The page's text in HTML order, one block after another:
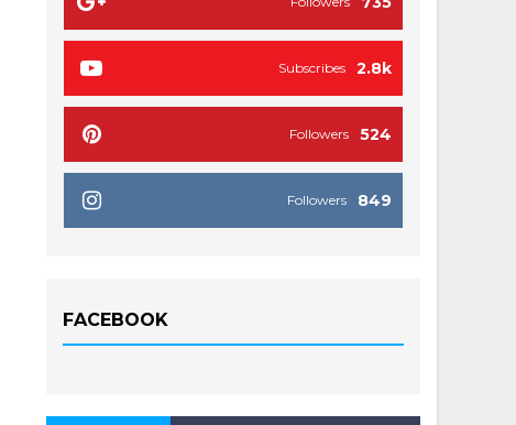
2.8k
Subscribes
524
Followers
849
Followers
FACEBOOK